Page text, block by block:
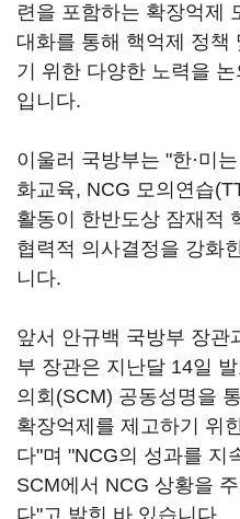
련을 포함하는 확장억제
대화를 통해 핵억제 정책
기 위한 다양한 노력을
입니다.
이울러 국방부는 "한·미
화교육, NCG 모의연습
활동이 한반도상 잠재적
협력적 의사결정을 강화
니다.
앞서 안규백 국방부 장관
부 장관은 지난달 14일
의회(SCM) 공동성명을
확장억제를 제고하기 위
다"며 "NCG의 성과를 지
SCM에서 NCG 상황을
다"고 밝힌 바 있습니다.